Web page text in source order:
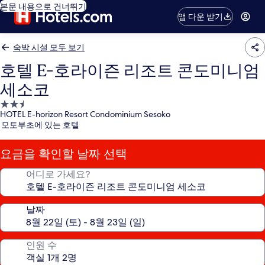
본문 내용으로 건너뛰기
앱 다운 받기
숙박 시설 모두 보기
호텔 E-호라이즌 리조트 콘도미니엄
세소코
2.5
성
급
숙
박
시
HOTEL E-horizon Resort Condominium Sesoko
모토부초에 있는 호텔
요금을 확인할 날짜 선택
어디로 가세요?
날짜
인원 수